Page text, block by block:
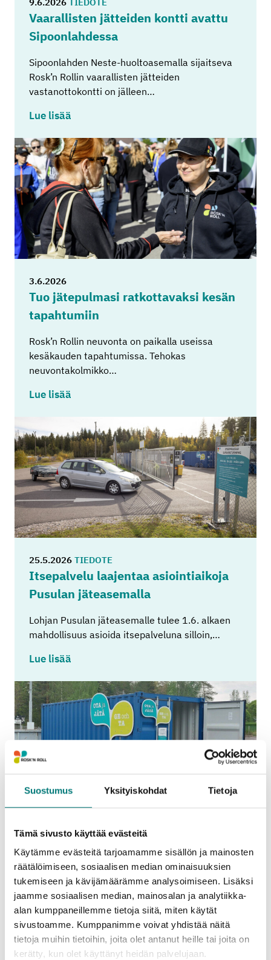
Suostumus Yksityiskohdat Tietoja
Tämä sivusto käyttää evästeitä
Käytämme evästeitä tarjoamamme sisällön ja mainosten
räätälöimiseen, sosiaalisen median ominaisuuksien
tukemiseen ja kävijämäärämme analysoimiseen. Lisäksi
jaamme sosiaalisen median, mainosalan ja analytiikka-
alan kumppaneillemme tietoja siitä, miten käytät
sivustoamme. Kumppanimme voivat yhdistää näitä
tietoja muihin tietoihin, joita olet antanut heille tai joita on
kerätty, kun olet käyttänyt heidän palvelujaan.
Vaa­ral­lis­ten jät­tei­den kont­ti avat­tu
Si­poon­lah­des­sa
Sipoonlahden Neste-huoltoasemalla sijaitseva
Rosk’n Rollin vaarallisten jätteiden
vastanottokontti on jälleen…
Lue lisää
3.6.2026
Tuo jä­te­pul­ma­si rat­kot­ta­vak­si kesän
ta­pah­tu­miin
Rosk’n Rollin neuvonta on paikalla useissa
kesäkauden tapahtumissa. Tehokas
neuvontakolmikko…
Lue lisää
25.5.2026 TIEDOTE
It­se­pal­ve­lu laa­jen­taa asioin­tiai­ko­ja
Pusu­lan jä­tea­se­mal­la
Lohjan Pusulan jäteasemalle tulee 1.6. alkaen
mahdollisuus asioida itsepalveluna silloin,…
Lue lisää
Ota ja jätä -​kierrätyskontti nyt Tam­
mi­saa­ren jä­tea­se­mal­la
Tammisaaren jäteasemalle on saapunut
asiakkaiden toivoma Ota ja jätä -kierrätyskontti.
…
Lue lisää